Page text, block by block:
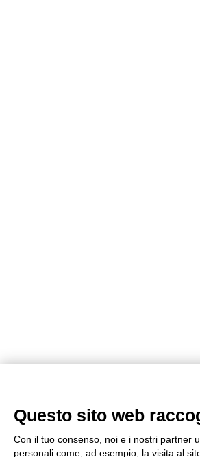
Questo sito web
Con il tuo consenso, noi e i nostri partner
personali come, ad esempio, la visita al